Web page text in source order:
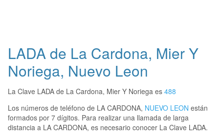
LADA de La Cardona, Mier Y
Noriega, Nuevo Leon
La Clave LADA de La Cardona, Mier Y Noriega es 488
Los números de teléfono de LA CARDONA, NUEVO LEON están
formados por 7 dígitos. Para realizar una llamada de larga
distancia a LA CARDONA, es necesario conocer La Clave LADA.